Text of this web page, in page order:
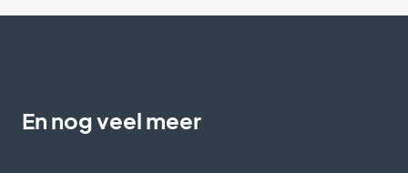
En nog veel meer